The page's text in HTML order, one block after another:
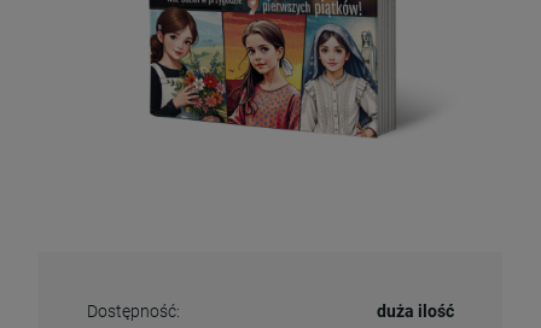
Dostępność:
duża ilość